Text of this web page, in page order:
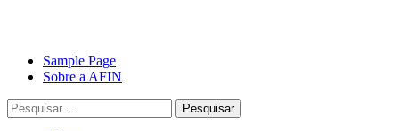
Avançar
para
conteúdo
Primary
Menu
Sample Page
Sobre a AFIN
Pesquisar
por: